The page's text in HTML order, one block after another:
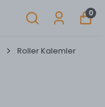
0
Roller Kalemler